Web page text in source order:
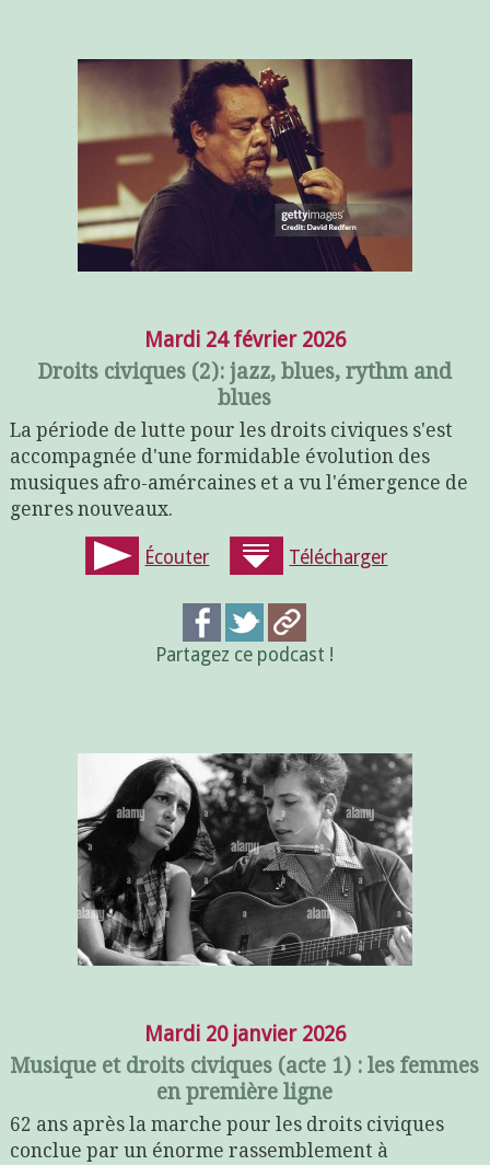
Mardi 24 février 2026
Droits civiques (2): jazz, blues, rythm and
blues
La période de lutte pour les droits civiques s'est
accompagnée d'une formidable évolution des
musiques afro-amércaines et a vu l'émergence de
genres nouveaux.
Écouter Télécharger
Partagez ce podcast !
Mardi 20 janvier 2026
Musique et droits civiques (acte 1) : les femmes
en première ligne
62 ans après la marche pour les droits civiques
conclue par un énorme rassemblement à